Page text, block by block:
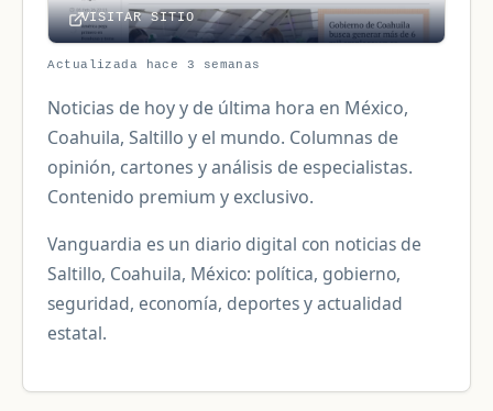
VISITAR SITIO
Actualizada hace 3 semanas
Noticias de hoy y de última hora en México,
Coahuila, Saltillo y el mundo. Columnas de
opinión, cartones y análisis de especialistas.
Contenido premium y exclusivo.
Vanguardia es un diario digital con noticias de
Saltillo, Coahuila, México: política, gobierno,
seguridad, economía, deportes y actualidad
estatal.